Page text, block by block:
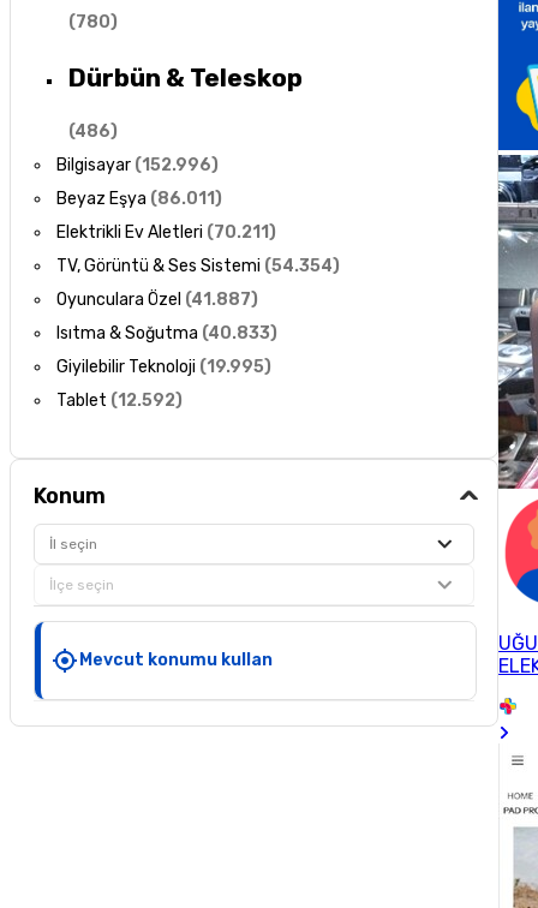
(780)
Dürbün & Teleskop
(486)
Bilgisayar (152.996)
Beyaz Eşya (86.011)
Elektrikli Ev Aletleri (70.211)
TV, Görüntü & Ses Sistemi (54.354)
Oyunculara Özel (41.887)
Isıtma & Soğutma (40.833)
Giyilebilir Teknoloji (19.995)
Tablet (12.592)
Konum
İl seçin
İlçe seçin
Mevcut konumu kullan